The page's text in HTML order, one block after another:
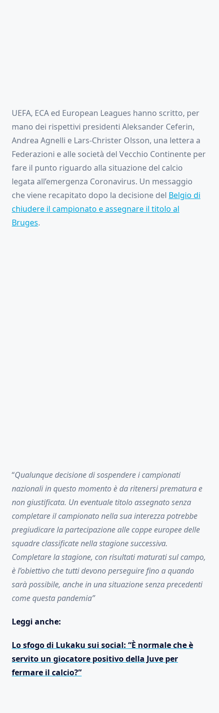
UEFA, ECA ed European Leagues hanno scritto, per
mano dei rispettivi presidenti Aleksander Ceferin,
Andrea Agnelli e Lars-Christer Olsson, una lettera a
Federazioni e alle società del Vecchio Continente per
fare il punto riguardo alla situazione del calcio
legata all’emergenza Coronavirus. Un messaggio
che viene recapitato dopo la decisione del Belgio di
chiudere il campionato e assegnare il titolo al
Bruges.
“Qualunque decisione di sospendere i campionati
nazionali in questo momento è da ritenersi prematura e
non giustificata. Un eventuale titolo assegnato senza
completare il campionato nella sua interezza potrebbe
pregiudicare la partecipazione alle coppe europee delle
squadre classificate nella stagione successiva.
Completare la stagione, con risultati maturati sul campo,
è l’obiettivo che tutti devono perseguire fino a quando
sarà possibile, anche in una situazione senza precedenti
come questa pandemia”
Leggi anche:
Lo sfogo di Lukaku sui social: “È normale che è
servito un giocatore positivo della Juve per
fermare il calcio?”